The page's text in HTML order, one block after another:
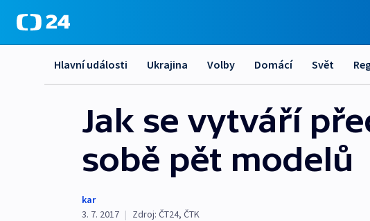
Hlavní události Ukrajina Volby Domácí Svět
Jak se vytváří
sobě pět modelů
kar
3. 7. 2017 | Zdroj: ČT24, ČTK